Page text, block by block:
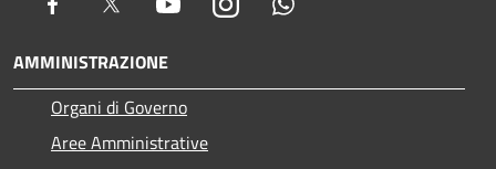
AMMINISTRAZIONE
Organi di Governo
Aree Amministrative